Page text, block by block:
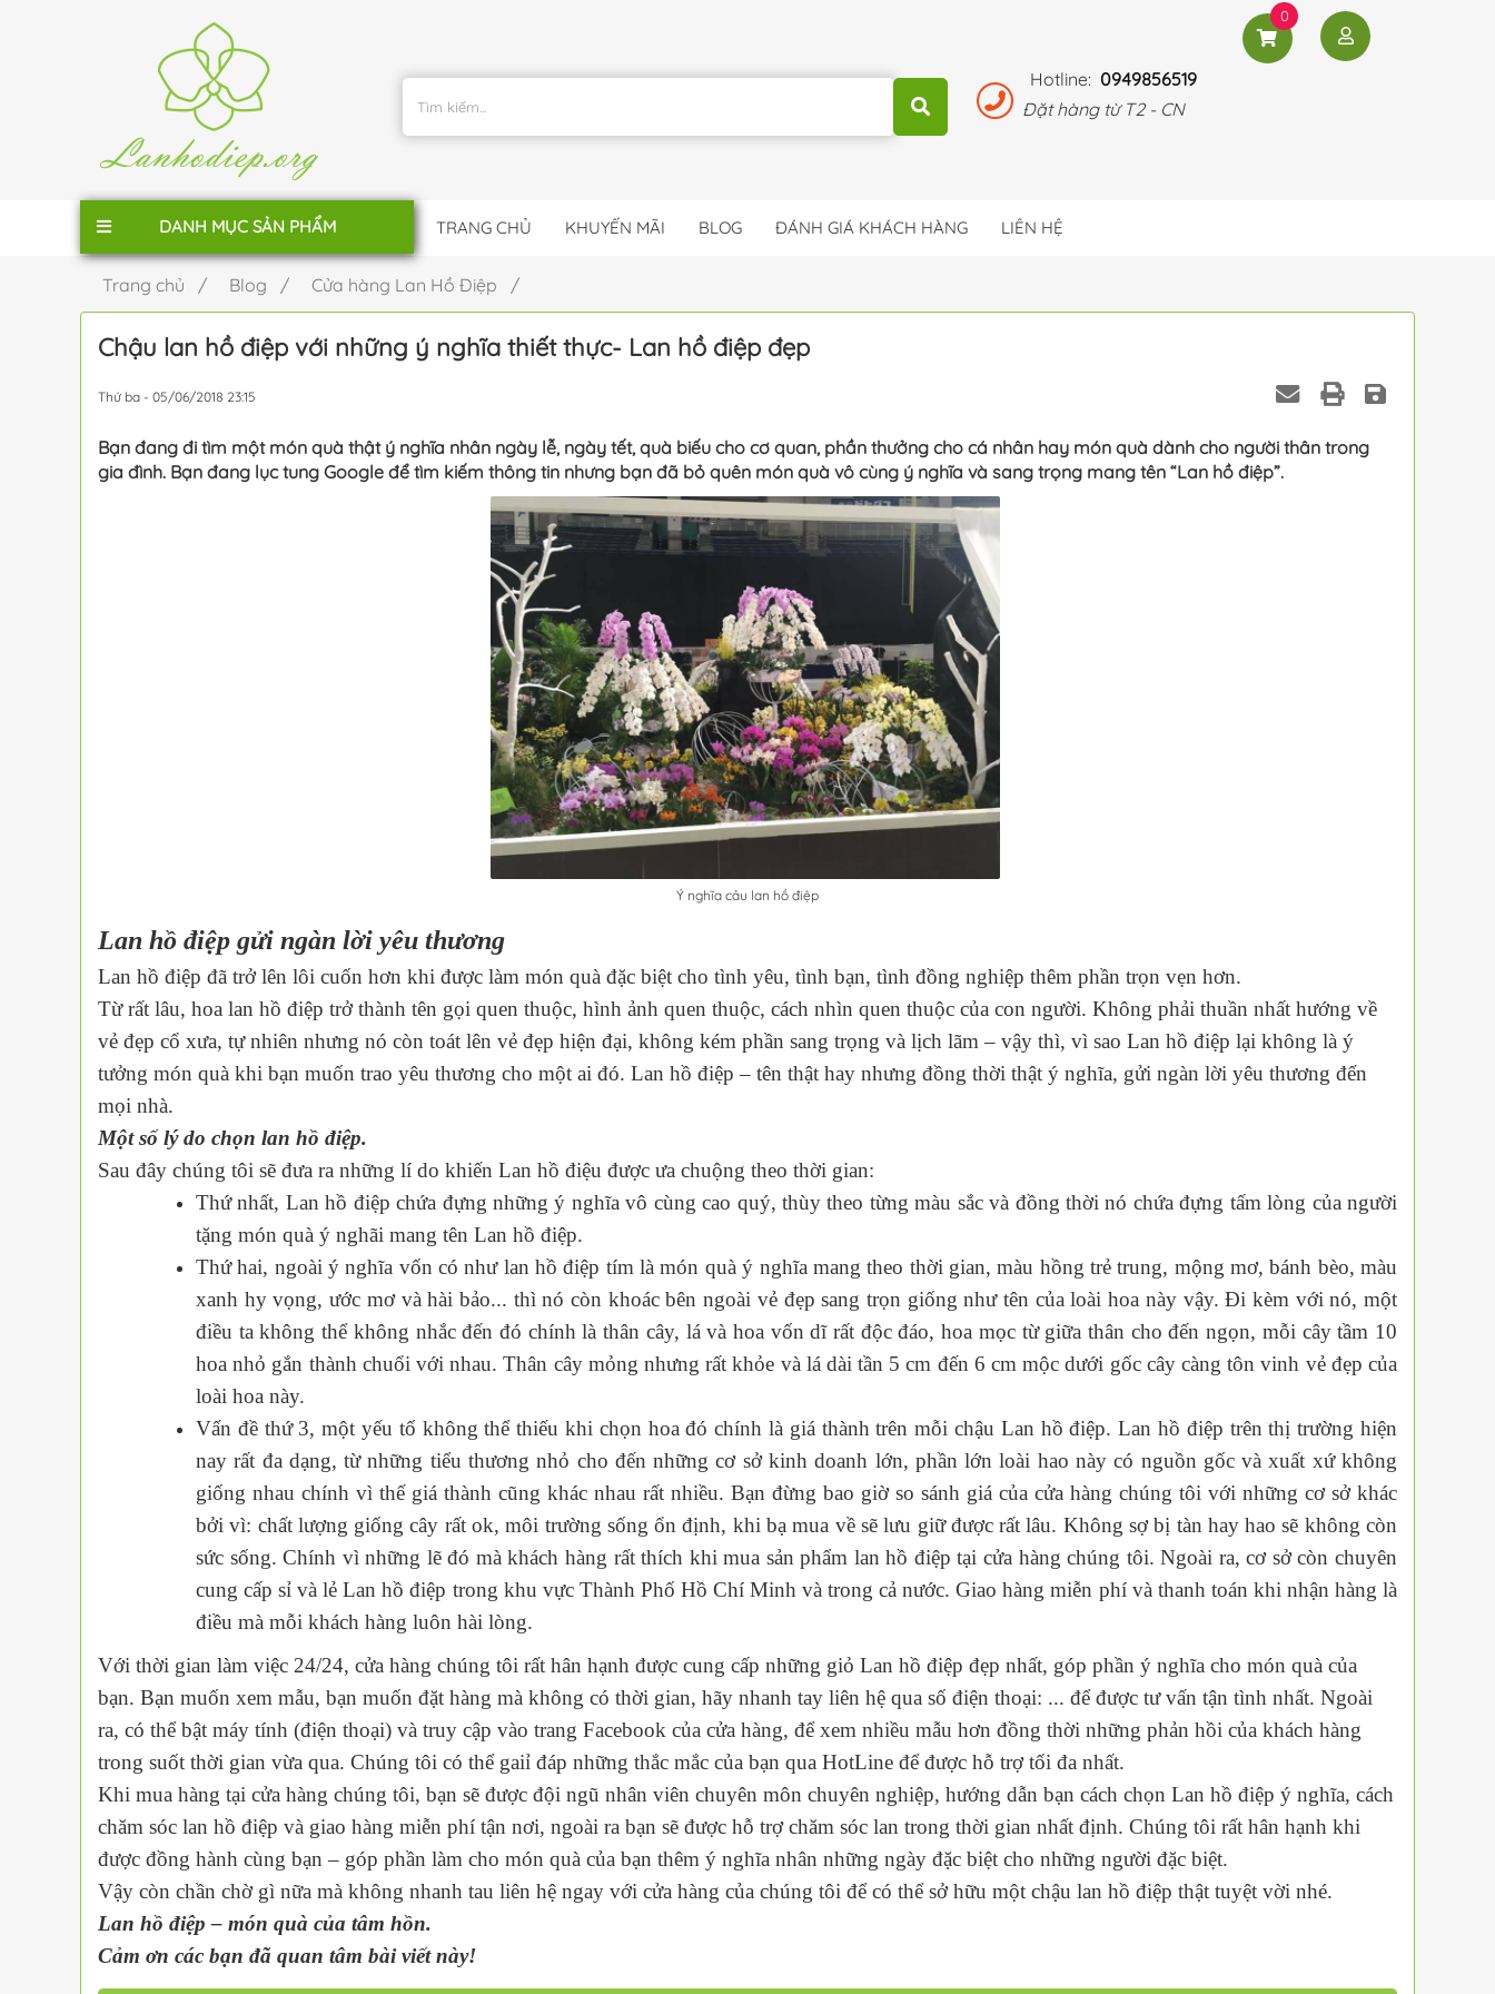
Hotline: 0949856519
Đặt hàng từ T2 - CN
0
TRANG CHỦ KHUYẾN MÃI BLOG ĐÁNH GIÁ KHÁCH HÀNG LIÊN HỆ
DANH MỤC SẢN PHẨM
Trang chủ / Blog / Cửa hàng Lan Hồ Điệp /
Chậu lan hồ điệp với những ý nghĩa thiết thực- Lan hồ điệp đẹp
Thứ ba - 05/06/2018 23:15
Bạn đang đi tìm một món quà thật ý nghĩa nhân ngày lễ, ngày tết, quà biếu cho cơ quan, phần thưởng cho cá nhân hay món quà dành cho người thân trong
gia đình. Bạn đang lục tung Google để tìm kiếm thông tin nhưng bạn đã bỏ quên món quà vô cùng ý nghĩa và sang trọng mang tên “Lan hồ điệp”.
Ý nghĩa cảu lan hồ điệp
Lan hồ điệp gửi ngàn lời yêu thương
Lan hồ điệp đã trở lên lôi cuốn hơn khi được làm món quà đặc biệt cho tình yêu, tình bạn, tình đồng nghiệp thêm phần trọn vẹn hơn.
Từ rất lâu, hoa lan hồ điệp trở thành tên gọi quen thuộc, hình ảnh quen thuộc, cách nhìn quen thuộc của con người. Không phải thuần nhất hướng về
vẻ đẹp cổ xưa, tự nhiên nhưng nó còn toát lên vẻ đẹp hiện đại, không kém phần sang trọng và lịch lãm – vậy thì, vì sao Lan hồ điệp lại không là ý
tưởng món quà khi bạn muốn trao yêu thương cho một ai đó. Lan hồ điệp – tên thật hay nhưng đồng thời thật ý nghĩa, gửi ngàn lời yêu thương đến
mọi nhà.
Một số lý do chọn lan hồ điệp.
Sau đây chúng tôi sẽ đưa ra những lí do khiến Lan hồ điệu được ưa chuộng theo thời gian:
Thứ nhất, Lan hồ điệp chứa đựng những ý nghĩa vô cùng cao quý, thùy theo từng màu sắc và đồng thời nó chứa đựng tấm lòng của người
tặng món quà ý nghãi mang tên Lan hồ điệp.
Thứ hai, ngoài ý nghĩa vốn có như lan hồ điệp tím là món quà ý nghĩa mang theo thời gian, màu hồng trẻ trung, mộng mơ, bánh bèo, màu
xanh hy vọng, ước mơ và hài bảo... thì nó còn khoác bên ngoài vẻ đẹp sang trọn giống như tên của loài hoa này vậy. Đi kèm với nó, một
điều ta không thể không nhắc đến đó chính là thân cây, lá và hoa vốn dĩ rất độc đáo, hoa mọc từ giữa thân cho đến ngọn, mỗi cây tầm 10
hoa nhỏ gắn thành chuổi với nhau. Thân cây mỏng nhưng rất khỏe và lá dài tần 5 cm đến 6 cm mộc dưới gốc cây càng tôn vinh vẻ đẹp của
loài hoa này.
Vấn đề thứ 3, một yếu tố không thể thiếu khi chọn hoa đó chính là giá thành trên mỗi chậu Lan hồ điệp. Lan hồ điệp trên thị trường hiện
nay rất đa dạng, từ những tiểu thương nhỏ cho đến những cơ sở kinh doanh lớn, phần lớn loài hao này có nguồn gốc và xuất xứ không
giống nhau chính vì thế giá thành cũng khác nhau rất nhiều. Bạn đừng bao giờ so sánh giá của cửa hàng chúng tôi với những cơ sở khác
bởi vì: chất lượng giống cây rất ok, môi trường sống ổn định, khi bạ mua về sẽ lưu giữ được rất lâu. Không sợ bị tàn hay hao sẽ không còn
sức sống. Chính vì những lẽ đó mà khách hàng rất thích khi mua sản phẩm lan hồ điệp tại cửa hàng chúng tôi. Ngoài ra, cơ sở còn chuyên
cung cấp sỉ và lẻ Lan hồ điệp trong khu vực Thành Phố Hồ Chí Minh và trong cả nước. Giao hàng miễn phí và thanh toán khi nhận hàng là
điều mà mỗi khách hàng luôn hài lòng.
Với thời gian làm việc 24/24, cửa hàng chúng tôi rất hân hạnh được cung cấp những giỏ Lan hồ điệp đẹp nhất, góp phần ý nghĩa cho món quà của
bạn. Bạn muốn xem mẫu, bạn muốn đặt hàng mà không có thời gian, hãy nhanh tay liên hệ qua số điện thoại: ... để được tư vấn tận tình nhất. Ngoài
ra, có thể bật máy tính (điện thoại) và truy cập vào trang Facebook của cửa hàng, để xem nhiều mẫu hơn đồng thời những phản hồi của khách hàng
trong suốt thời gian vừa qua. Chúng tôi có thể gaiỉ đáp những thắc mắc của bạn qua HotLine để được hỗ trợ tối đa nhất.
Khi mua hàng tại cửa hàng chúng tôi, bạn sẽ được đội ngũ nhân viên chuyên môn chuyên nghiệp, hướng dẫn bạn cách chọn Lan hồ điệp ý nghĩa, cách
chăm sóc lan hồ điệp và giao hàng miễn phí tận nơi, ngoài ra bạn sẽ được hỗ trợ chăm sóc lan trong thời gian nhất định. Chúng tôi rất hân hạnh khi
được đồng hành cùng bạn – góp phần làm cho món quà của bạn thêm ý nghĩa nhân những ngày đặc biệt cho những người đặc biệt.
Vậy còn chần chờ gì nữa mà không nhanh tau liên hệ ngay với cửa hàng của chúng tôi để có thể sở hữu một chậu lan hồ điệp thật tuyệt vời nhé.
Lan hồ điệp – món quà của tâm hồn.
Cảm ơn các bạn đã quan tâm bài viết này!